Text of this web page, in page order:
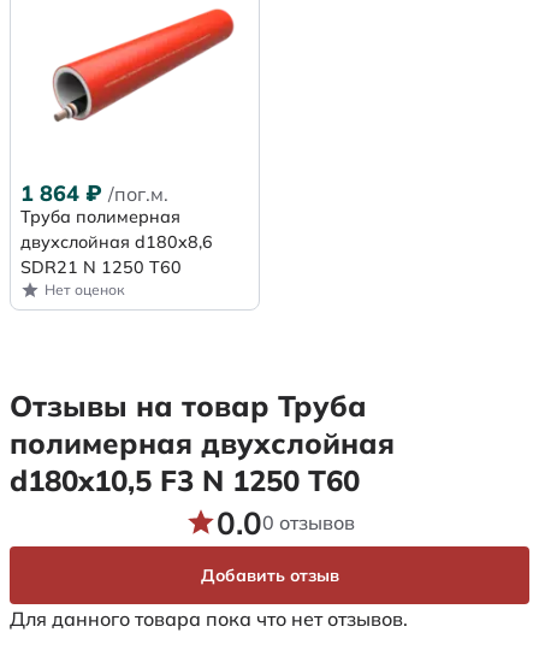
1 864 ₽ /пог.м.
Труба полимерная
двухслойная d180x8,6
SDR21 N 1250 Т60
Нет оценок
Отзывы на товар Труба
полимерная двухслойная
d180x10,5 F3 N 1250 Т60
Для данного товара пока что нет отзывов.
0.00 отзывов
Добавить отзыв